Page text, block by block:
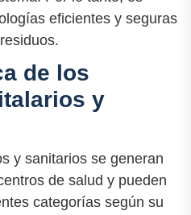
eficientes y seguras
de los
y
y sanitarios se generan
de salud y pueden
categorías según su